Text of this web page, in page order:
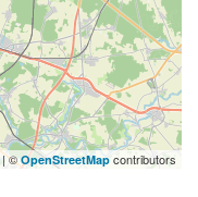
| © OpenStreetMap contributors